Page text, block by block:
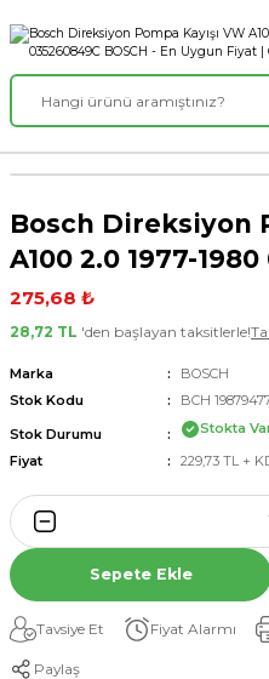
Bosch Direksiyon
A100 2.0 1977-
275,68 ₺
28,72 TL 'den başlayan taksitlerle!
Marka
BOSCH
Stok Kodu
BCH
Stok Durumu
Stokta
Fiyat
229,73 TL +
Sepete Ekle
Tavsiye Et Fiyat Alarmı
Paylaş